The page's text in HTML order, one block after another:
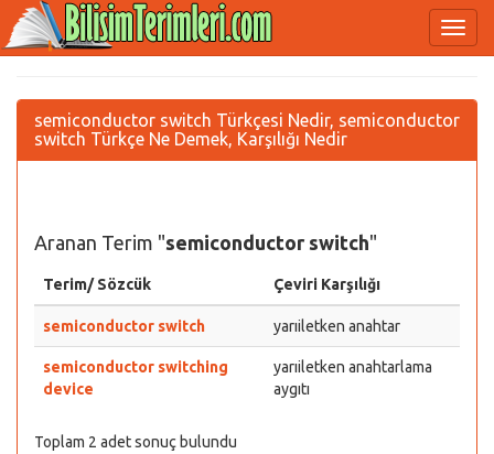
semiconductor switch Türkçesi Nedir, semiconductor
switch Türkçe Ne Demek, Karşılığı Nedir
Aranan Terim "semiconductor switch"
Terim/ Sözcük Çeviri Karşılığı
semiconductor switch yarıiletken anahtar
semiconductor switching
device
yarıiletken anahtarlama
aygıtı
Toplam 2 adet sonuç bulundu